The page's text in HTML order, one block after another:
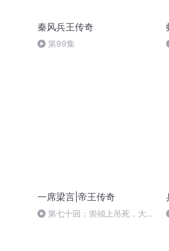
秦风兵王传奇
第99集
一席梁言|帝王传奇
第七十回：崇祯上吊死，大顺